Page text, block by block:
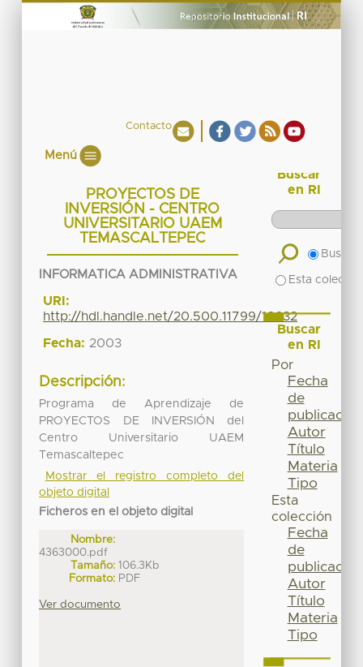
Contacto
Menú
PROYECTOS DE
INVERSIÓN - CENTRO
UNIVERSITARIO UAEM
TEMASCALTEPEC
INFORMATICA ADMINISTRATIVA
URI:
http://hdl.handle.net/20.500.11799/16632
Fecha: 2003
Descripción:
Programa de Aprendizaje de
PROYECTOS DE INVERSIÓN del
Centro Universitario UAEM
Temascaltepec
Mostrar el registro completo del
objeto digital
Ficheros en el objeto digital
Nombre:
4363000.pdf
Tamaño: 106.3Kb
Formato: PDF
Ver documento
Buscar
en RI
Buscar
Esta
Buscar
en RI
Por
Fecha
de
publicación
Autor
Título
Materia
Tipo
Esta
colección
Fecha
de
publicación
Autor
Título
Materia
Tipo